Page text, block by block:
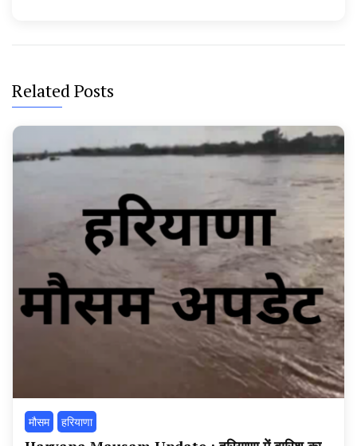
Related Posts
मौसम हरियाणा